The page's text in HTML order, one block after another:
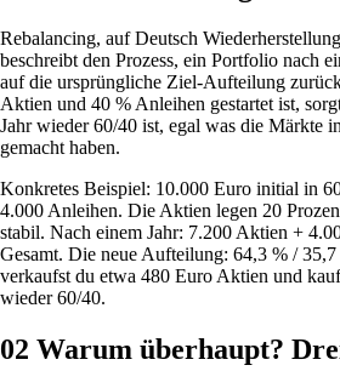
Rebalancing, auf Deutsch
beschreibt den Prozess, ein Portfolio nach
auf die ursprüngliche Ziel-Aufteilung
Aktien und 40 % Anleihen gestartet ist,
Jahr wieder 60/40 ist, egal was die Märkte
gemacht haben.
Konkretes Beispiel: 10.000 Euro initial in
4.000 Anleihen. Die Aktien legen 20
stabil. Nach einem Jahr: 7.200 Aktien +
Gesamt. Die neue Aufteilung: 64,3 % /
verkaufst du etwa 480 Euro Aktien und
wieder 60/40.
02 Warum überhaupt?